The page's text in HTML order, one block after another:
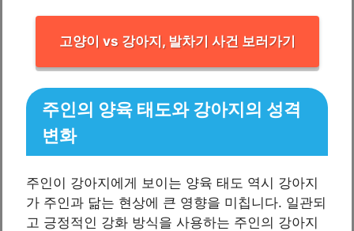
고양이 vs 강아지, 발차기 사건 보러가기
주인의 양육 태도와 강아지의 성격
변화
주인이 강아지에게 보이는 양육 태도 역시 강아지
가 주인과 닮는 현상에 큰 영향을 미칩니다. 일관되
고 긍정적인 강화 방식을 사용하는 주인의 강아지